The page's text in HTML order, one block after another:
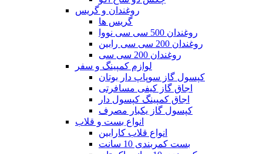
روغندان و گریس
گریس ها
روغندان 500 سی سی نووا
روغندان 200 سی سی رابین
روغندان 200 سی سی
لوازم کمپینگ و سفر
کپسول گاز سوپاپ دار بوتان
اجاق گاز کیفی مسافرتی
اجاق کمپینگ کپسول دار
کپسول گاز یکبار مصرف
انواع بست و قلاب
انواع قلاب کارابین
بست کمربندی 10 سانت